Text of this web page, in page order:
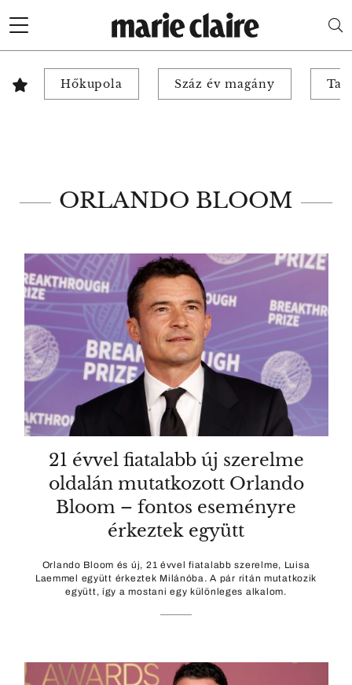
Hőkupola Száz év magány
ORLANDO BLOOM
21 évvel fiatalabb új szerelme
oldalán mutatkozott Orlando
Bloom – fontos eseményre
érkeztek együtt
Orlando Bloom és új, 21 évvel fiatalabb szerelme, Luisa
Laemmel együtt érkeztek Milánóba. A pár ritán mutatkozik
együtt, így a mostani egy különleges alkalom.